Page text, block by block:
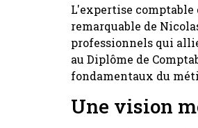
L'expertise
remarquable de
professionnels qui
au Diplôme de
fondamentaux du
Une vision